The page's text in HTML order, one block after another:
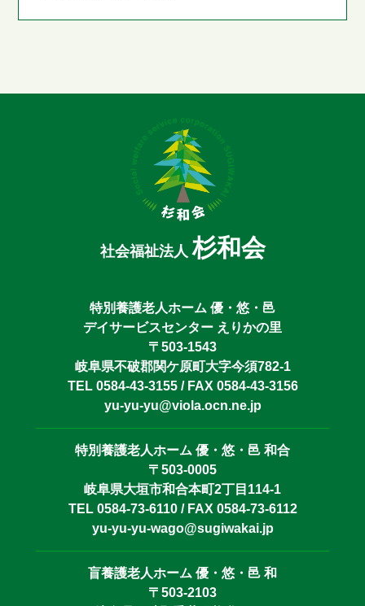
社会福祉法人杉和会
特別養護老人ホーム 優・悠・邑
デイサービスセンター えりかの里
〒503-1543
岐阜県不破郡関ケ原町大字今須782-1
TEL 0584-43-3155 / FAX 0584-43-3156
yu-yu-yu@viola.ocn.ne.jp
特別養護老人ホーム 優・悠・邑 和合
〒503-0005
岐阜県大垣市和合本町2丁目114-1
TEL 0584-73-6110 / FAX 0584-73-6112
yu-yu-yu-wago@sugiwakai.jp
盲養護老人ホーム 優・悠・邑 和
〒503-2103